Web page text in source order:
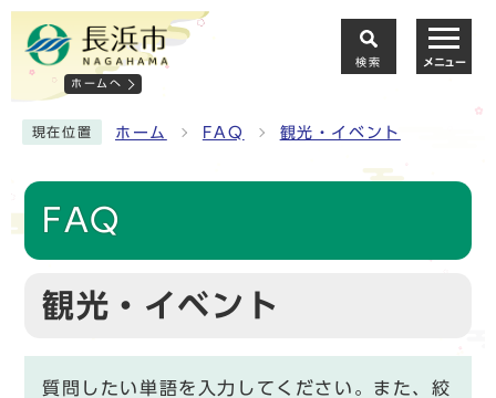
ホームへ
検索 メニュー
現在位置 ホーム FAQ 観光・イベント
FAQ
観光・イベント
質問したい単語を入力してください。また、絞